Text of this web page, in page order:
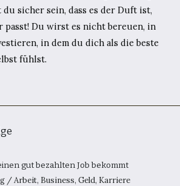
du sicher sein, dass es der Duft ist,
Du wirst es nicht bereuen, in
in dem du dich als die beste
fühlst.
gut bezahlten Job bekommt
/ Arbeit, Business, Geld, Karriere